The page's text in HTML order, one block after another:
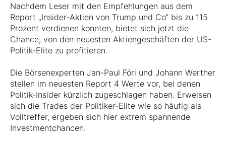
Nachdem Leser mit den Empfehlungen aus dem
Report „Insider-Aktien von Trump und Co“ bis zu 115
Prozent verdienen konnten, bietet sich jetzt die
Chance, von den neuesten Aktiengeschäften der US-
Politik-Elite zu profitieren.
Die Börsenexperten Jan-Paul Fóri und Johann Werther
stellen im neuesten Report 4 Werte vor, bei denen
Politik-Insider kürzlich zugeschlagen haben. Erweisen
sich die Trades der Politiker-Elite wie so häufig als
Volltreffer, ergeben sich hier extrem spannende
Investmentchancen.